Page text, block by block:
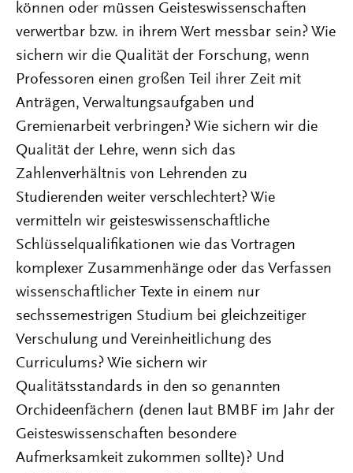
können oder müssen Geisteswissenschaften
verwertbar bzw. in ihrem Wert messbar sein? Wie
sichern wir die Qualität der Forschung, wenn
Professoren einen großen Teil ihrer Zeit mit
Anträgen, Verwaltungsaufgaben und
Gremienarbeit verbringen? Wie sichern wir die
Qualität der Lehre, wenn sich das
Zahlenverhältnis von Lehrenden zu
Studierenden weiter verschlechtert? Wie
vermitteln wir geisteswissenschaftliche
Schlüsselqualifikationen wie das Vortragen
komplexer Zusammenhänge oder das Verfassen
wissenschaftlicher Texte in einem nur
sechssemestrigen Studium bei gleichzeitiger
Verschulung und Vereinheitlichung des
Curriculums? Wie sichern wir
Qualitätsstandards in den so genannten
Orchideenfächern (denen laut BMBF im Jahr der
Geisteswissenschaften besondere
Aufmerksamkeit zukommen sollte)? Und